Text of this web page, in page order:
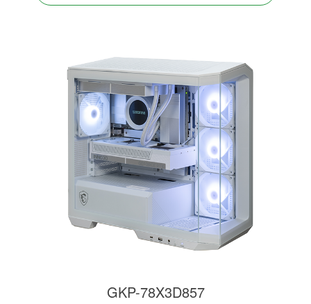
GKP-78X3D857